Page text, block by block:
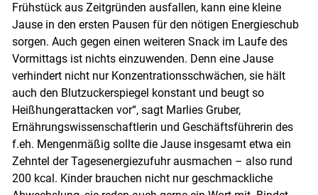
Frühstück aus Zeitgründen ausfallen, kann eine kleine
Jause in den ersten Pausen für den nötigen Energieschub
sorgen. Auch gegen einen weiteren Snack im Laufe des
Vormittags ist nichts einzuwenden. Denn eine Jause
verhindert nicht nur Konzentrationsschwächen, sie hält
auch den Blutzuckerspiegel konstant und beugt so
Heißhungerattacken vor“, sagt Marlies Gruber,
Ernährungswissenschaftlerin und Geschäftsführerin des
f.eh. Mengenmäßig sollte die Jause insgesamt etwa ein
Zehntel der Tagesenergiezufuhr ausmachen – also rund
200 kcal. Kinder brauchen nicht nur geschmackliche